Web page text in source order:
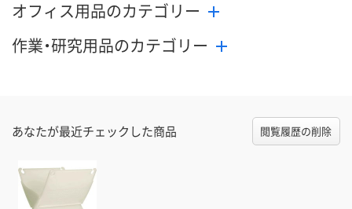
オフィス用品のカテゴリー
作業・研究用品のカテゴリー
あなたが最近チェックした商品 閲覧履歴の削除